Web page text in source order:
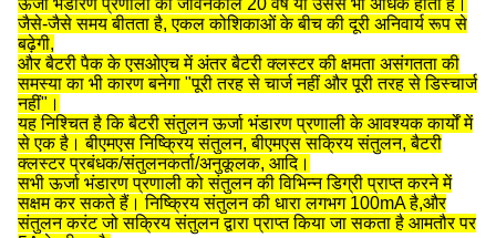
ऊर्जा भंडारण प्रणाली का जीवनकाल 20 वर्ष या उससे भी अधिक होता है।
जैसे-जैसे समय बीतता है, एकल कोशिकाओं के बीच की दूरी अनिवार्य रूप से
बढ़ेगी,
और बैटरी पैक के एसओएच में अंतर बैटरी क्लस्टर की क्षमता असंगतता की
समस्या का भी कारण बनेगा "पूरी तरह से चार्ज नहीं और पूरी तरह से डिस्चार्ज
नहीं"।
यह निश्चित है कि बैटरी संतुलन ऊर्जा भंडारण प्रणाली के आवश्यक कार्यों में
से एक है। बीएमएस निष्क्रिय संतुलन, बीएमएस सक्रिय संतुलन, बैटरी
क्लस्टर प्रबंधक/संतुलनकर्ता/अनुकूलक, आदि।
सभी ऊर्जा भंडारण प्रणाली को संतुलन की विभिन्न डिग्री प्राप्त करने में
सक्षम कर सकते हैं। निष्क्रिय संतुलन की धारा लगभग 100mA है,और
संतुलन करंट जो सक्रिय संतुलन द्वारा प्राप्त किया जा सकता है आमतौर पर